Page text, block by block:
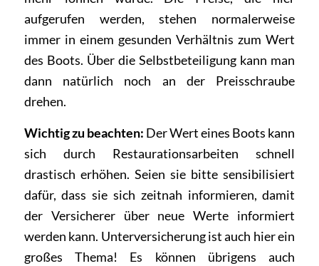
aufgerufen werden, stehen normalerweise
immer in einem gesunden Verhältnis zum Wert
des Boots. Über die Selbstbeteiligung kann man
dann natürlich noch an der Preisschraube
drehen.
Wichtig zu beachten: Der Wert eines Boots kann
sich durch Restaurationsarbeiten schnell
drastisch erhöhen. Seien sie bitte sensibilisiert
dafür, dass sie sich zeitnah informieren, damit
der Versicherer über neue Werte informiert
werden kann. Unterversicherung ist auch hier ein
großes Thema! Es können übrigens auch